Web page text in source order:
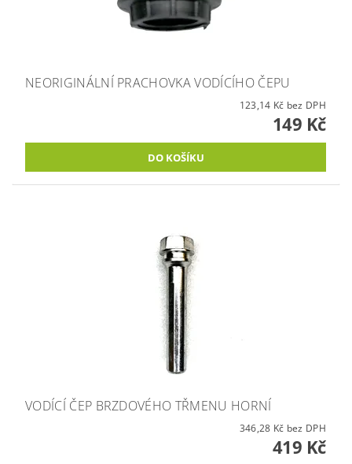
NEORIGINÁLNÍ PRACHOVKA VODÍCÍHO ČEPU
123,14 Kč bez DPH
149 Kč
VODÍCÍ ČEP BRZDOVÉHO TŘMENU HORNÍ
346,28 Kč bez DPH
419 Kč